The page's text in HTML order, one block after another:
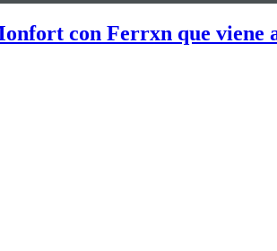
con Ferrxn que viene